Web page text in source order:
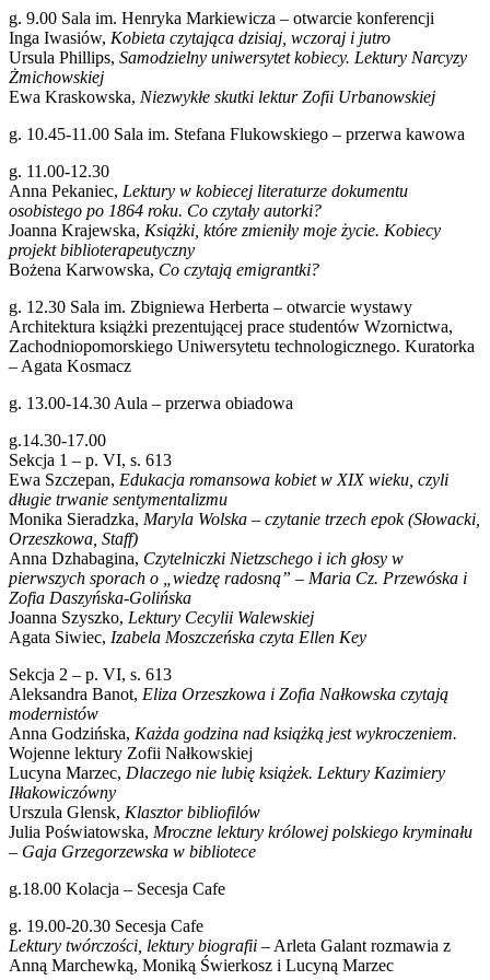
g. 9.00 Sala im. Henryka Markiewicza – otwarcie konferencji
Inga Iwasiów, Kobieta czytająca dzisiaj, wczoraj i jutro
Ursula Phillips, Samodzielny uniwersytet kobiecy. Lektury Narcyzy
Żmichowskiej
Ewa Kraskowska, Niezwykłe skutki lektur Zofii Urbanowskiej
g. 10.45-11.00 Sala im. Stefana Flukowskiego – przerwa kawowa
g. 11.00-12.30
Anna Pekaniec, Lektury w kobiecej literaturze dokumentu
osobistego po 1864 roku. Co czytały autorki?
Joanna Krajewska, Książki, które zmieniły moje życie. Kobiecy
projekt biblioterapeutyczny
Bożena Karwowska, Co czytają emigrantki?
g. 12.30 Sala im. Zbigniewa Herberta – otwarcie wystawy
Architektura książki prezentującej prace studentów Wzornictwa,
Zachodniopomorskiego Uniwersytetu technologicznego. Kuratorka
– Agata Kosmacz
g. 13.00-14.30 Aula – przerwa obiadowa
g.14.30-17.00
Sekcja 1 – p. VI, s. 613
Ewa Szczepan, Edukacja romansowa kobiet w XIX wieku, czyli
długie trwanie sentymentalizmu
Monika Sieradzka, Maryla Wolska – czytanie trzech epok (Słowacki,
Orzeszkowa, Staff)
Anna Dzhabagina, Czytelniczki Nietzschego i ich głosy w
pierwszych sporach o „wiedzę radosną” – Maria Cz. Przewóska i
Zofia Daszyńska-Golińska
Joanna Szyszko, Lektury Cecylii Walewskiej
Agata Siwiec, Izabela Moszczeńska czyta Ellen Key
Sekcja 2 – p. VI, s. 613
Aleksandra Banot, Eliza Orzeszkowa i Zofia Nałkowska czytają
modernistów
Anna Godzińska, Każda godzina nad książką jest wykroczeniem.
Wojenne lektury Zofii Nałkowskiej
Lucyna Marzec, Dlaczego nie lubię książek. Lektury Kazimiery
Iłłakowiczówny
Urszula Glensk, Klasztor bibliofilów
Julia Poświatowska, Mroczne lektury królowej polskiego kryminału
– Gaja Grzegorzewska w bibliotece
g.18.00 Kolacja – Secesja Cafe
g. 19.00-20.30 Secesja Cafe
Lektury twórczości, lektury biografii – Arleta Galant rozmawia z
Anną Marchewką, Moniką Świerkosz i Lucyną Marzec